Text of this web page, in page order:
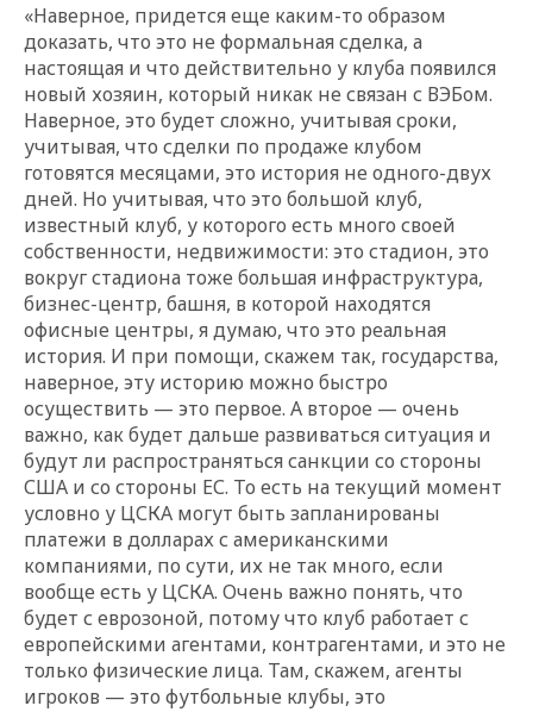
«Наверное, придется еще каким-то образом
доказать, что это не формальная сделка, а
настоящая и что действительно у клуба появился
новый хозяин, который никак не связан с ВЭБом.
Наверное, это будет сложно, учитывая сроки,
учитывая, что сделки по продаже клубом
готовятся месяцами, это история не одного-двух
дней. Но учитывая, что это большой клуб,
известный клуб, у которого есть много своей
собственности, недвижимости: это стадион, это
вокруг стадиона тоже большая инфраструктура,
бизнес-центр, башня, в которой находятся
офисные центры, я думаю, что это реальная
история. И при помощи, скажем так, государства,
наверное, эту историю можно быстро
осуществить — это первое. А второе — очень
важно, как будет дальше развиваться ситуация и
будут ли распространяться санкции со стороны
США и со стороны ЕС. То есть на текущий момент
условно у ЦСКА могут быть запланированы
платежи в долларах с американскими
компаниями, по сути, их не так много, если
вообще есть у ЦСКА. Очень важно понять, что
будет с еврозоной, потому что клуб работает с
европейскими агентами, контрагентами, и это не
только физические лица. Там, скажем, агенты
игроков — это футбольные клубы, это